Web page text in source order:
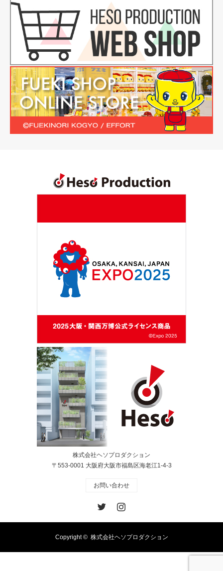
株式会社ヘソプロダクション
〒553-0001 大阪府大阪市福島区海老江1-4-3
お問い合わせ
Copyright © 株式会社ヘソプロダクション